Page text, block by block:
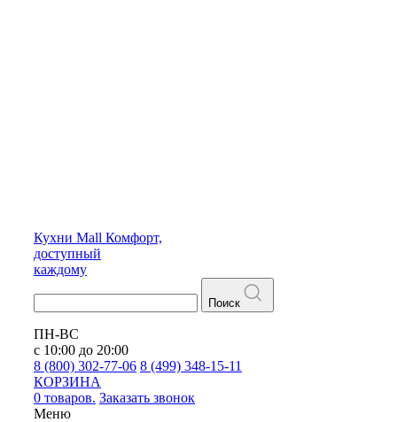
Кухни Mall Комфорт,
доступный
каждому
Поиск
ПН-ВС
с 10:00 до 20:00
8 (800) 302-77-06 8 (499) 348-15-11
КОРЗИНА
0 товаров. Заказать звонок
Меню